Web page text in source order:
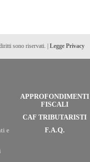
sono riservati. | Legge Privacy
e
APPROFONDIMENTI
FISCALI
CAF TRIBUTARISTI
F.A.Q.